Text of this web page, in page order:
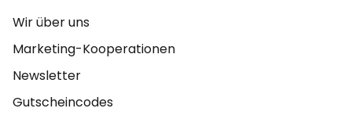
Wir über uns
Marketing-Kooperationen
Newsletter
Gutscheincodes